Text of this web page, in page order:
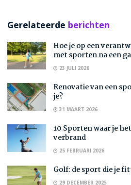
Gerelateerde berichten
Hoe je op een
met sporten na een
23 JULI 2026
Renovatie van een
je?
31 MAART 2026
10 Sporten waar je
verbrand
25 FEBRUARI 2026
Golf: de sport die je
29 DECEMBER 2025